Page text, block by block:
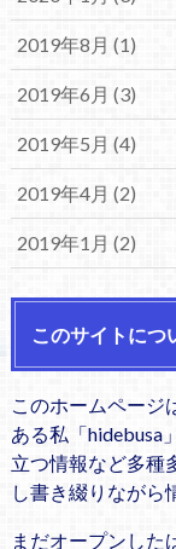
2019年8月 (1)
2019年6月 (3)
2019年5月 (4)
2019年4月 (2)
2019年1月 (2)
このサイトにつ
このホームページ
ある私「hidebusa
立つ情報など多種
し書き綴りながら
まだオープンした